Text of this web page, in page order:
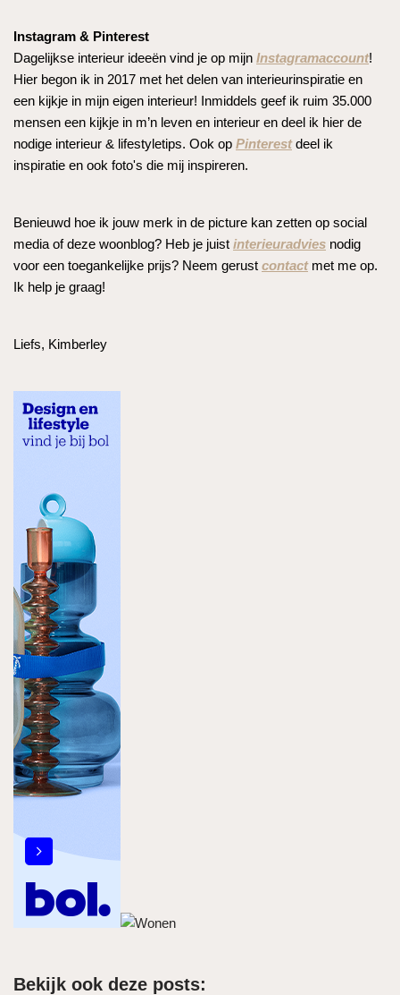
Instagram & Pinterest
Dagelijkse interieur ideeën vind je op mijn Instagramaccount!
Hier begon ik in 2017 met het delen van interieurinspiratie en
een kijkje in mijn eigen interieur! Inmiddels geef ik ruim 35.000
mensen een kijkje in m’n leven en interieur en deel ik hier de
nodige interieur & lifestyletips. Ook op Pinterestdeel ik
inspiratie en ook foto's die mij inspireren.
Benieuwd hoe ik jouw merk in de picture kan zetten op social
media of deze woonblog? Heb je juist interieuradvies nodig
voor een toegankelijke prijs? Neem gerust contactmet me op.
Ik help je graag!
Liefs, Kimberley
Bekijk ook deze posts: